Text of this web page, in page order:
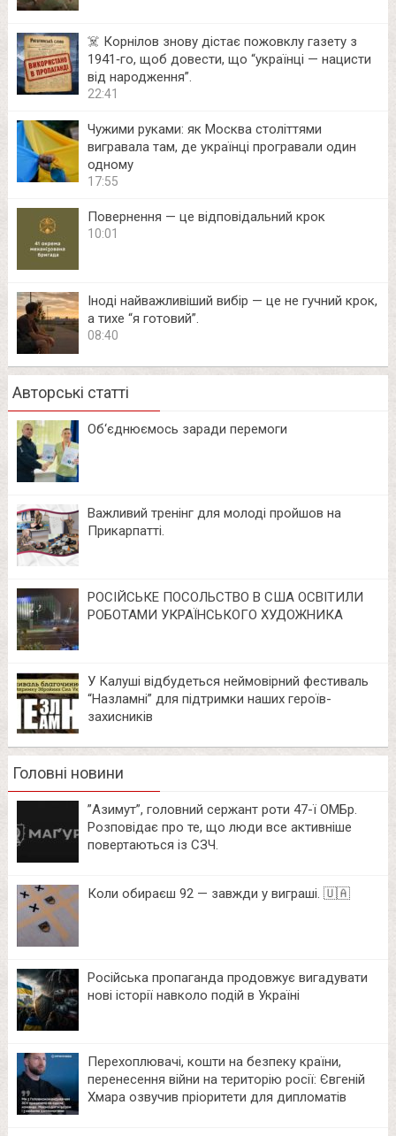
☠️ Корнілов знову дістає пожовклу газету з
1941‑го, щоб довести, що “українці — нацисти
від народження”.
22:41
Чужими руками: як Москва століттями
вигравала там, де українці програвали один
одному
17:55
Повернення — це відповідальний крок
10:01
Іноді найважливіший вибір — це не гучний крок,
а тихе “я готовий”.
08:40
Авторські статті
Об‘єднюємось заради перемоги
Важливий тренінг для молоді пройшов на
Прикарпатті.
РОСІЙСЬКЕ ПОСОЛЬСТВО В США ОСВІТИЛИ
РОБОТАМИ УКРАЇНСЬКОГО ХУДОЖНИКА
У Калуші відбудеться неймовірний фестиваль
“Назламні” для підтримки наших героїв-
захисників
Головні новини
⁨”Азимут”, головний сержант роти 47-ї ОМБр.
Розповідає про те, що люди все активніше
повертаються із СЗЧ.
Коли обираєш 92 — завжди у виграші. 🇺🇦
Російська пропаганда продовжує вигадувати
нові історії навколо подій в Україні
Перехоплювачі, кошти на безпеку країни,
перенесення війни на територію росії: Євгеній
Хмара озвучив пріоритети для дипломатів